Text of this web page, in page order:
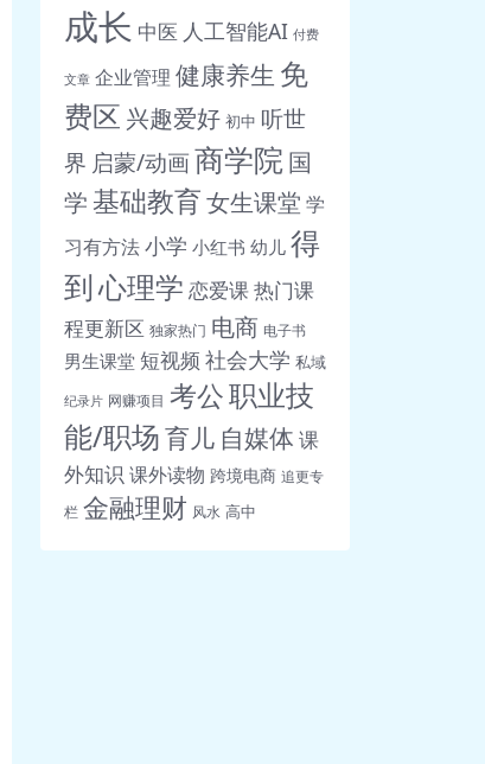
成长 中医 人工智能AI 付费
文章 企业管理 健康养生 免
费区 兴趣爱好 初中 听世
界 启蒙/动画商学院国
学 基础教育女生课堂 学
习有方法小学 小红书 幼儿 得
到心理学 恋爱课热门课
程更新区 独家热门 电商 电子书
男生课堂 短视频 社会大学 私域
纪录片 网赚项目 考公职业技
能/职场育儿 自媒体 课
外知识 课外读物 跨境电商 追更专
栏 金融理财 风水 高中